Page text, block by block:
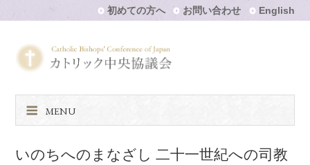
初めての方へ お問い合わせ English
MENU
いのちへのまなざし 二十一世紀への司教